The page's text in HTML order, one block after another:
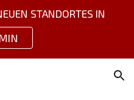
STANDORTES IN